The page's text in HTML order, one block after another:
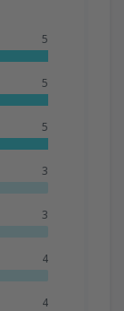
5
5
5
3
3
4
4